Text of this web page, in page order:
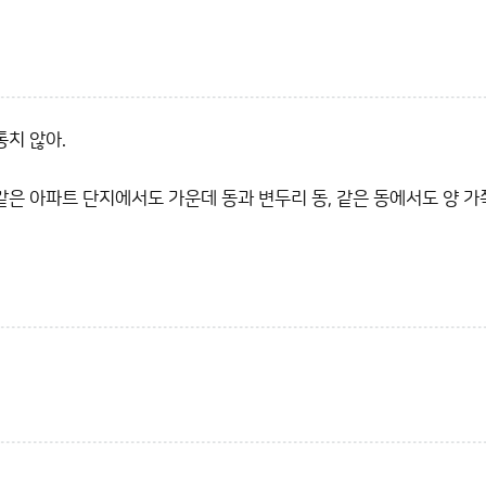
치 않아.
아파트 단지에서도 가운데 동과 변두리 동, 같은 동에서도 양 가